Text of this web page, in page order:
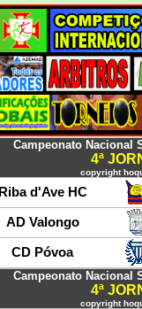
Campeonato Nacional
4ª
copyright
Riba d'Ave HC
AD Valongo
CD Póvoa
Campeonato Nacional
4ª
copyright